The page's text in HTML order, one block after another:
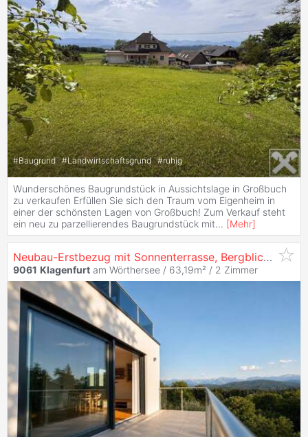
#Baugrund #Landwirtschaftsgrund #ruhig
Wunderschönes Baugrundstück in Aussichtslage in Großbuch
zu verkaufen Erfüllen Sie sich den Traum vom Eigenheim in
einer der schönsten Lagen von Großbuch! Zum Verkauf steht
ein neu zu parzellierendes Baugrundstück mit... [Mehr]
Neubau-Erstbezug mit Sonnenterrasse, Bergblick und Carport
9061 Klagenfurt am Wörthersee / 63,19m² / 2 Zimmer